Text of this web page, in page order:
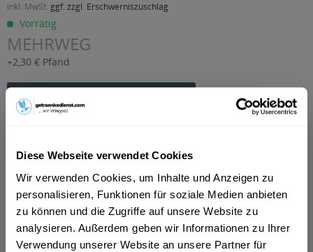
Diese Webseite verwendet Cookies
Wir verwenden Cookies, um Inhalte und Anzeigen zu
personalisieren, Funktionen für soziale Medien anbieten
zu können und die Zugriffe auf unsere Website zu
analysieren. Außerdem geben wir Informationen zu Ihrer
Verwendung unserer Website an unsere Partner für
inkl. MwSt. ggf. zzgl. Erschwerniszuschlag
Vorrätig
MEHRWEG
+2,30 € Pfand
Verfügbar in:
Beschreibung
mehr
"Soli Cola 10 x 0,5l"